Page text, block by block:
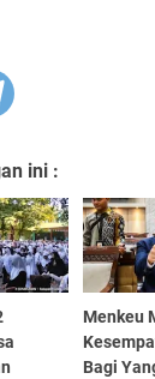
ini :
Menkeu
Bagi